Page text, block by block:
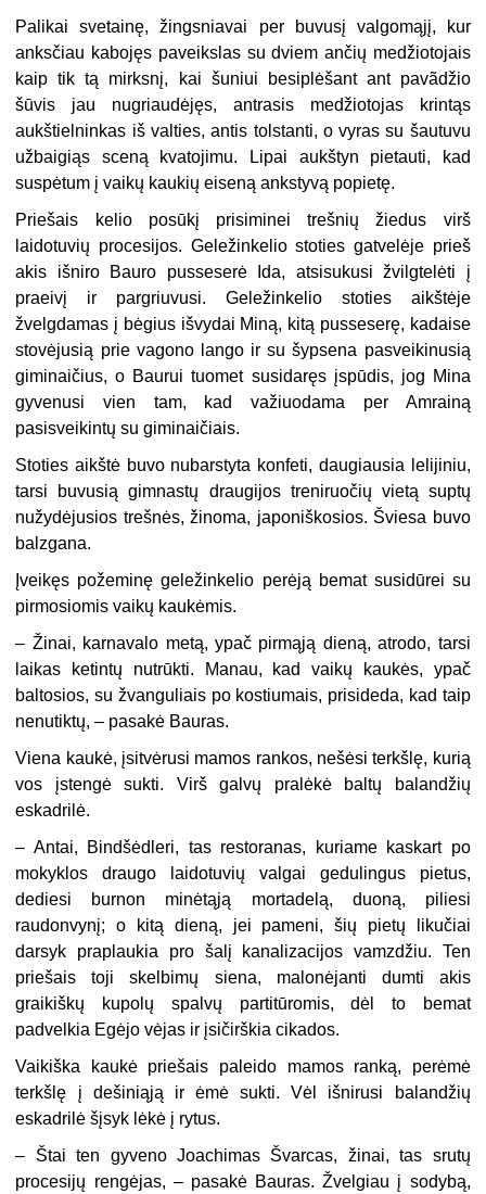
Palikai svetainę, žingsniavai per buvusį valgomąjį, kur
anksčiau kabojęs paveikslas su dviem ančių medžiotojais
kaip tik tą mirksnį, kai šuniui besiplėšant ant pavãdžio
šūvis jau nugriaudėjęs, antrasis medžiotojas krintąs
aukštielninkas iš valties, antis tolstanti, o vyras su šautuvu
užbaigiąs sceną kvatojimu. Lipai aukštyn pietauti, kad
suspėtum į vaikų kaukių eiseną ankstyvą popietę.
Priešais kelio posūkį prisiminei trešnių žiedus virš
laidotuvių procesijos. Geležinkelio stoties gatvelėje prieš
akis išniro Bauro pusseserė Ida, atsisukusi žvilgtelėti į
praeivį ir pargriuvusi. Geležinkelio stoties aikštėje
žvelgdamas į bėgius išvydai Miną, kitą pusseserę, kadaise
stovėjusią prie vagono lango ir su šypsena pasveikinusią
giminaičius, o Baurui tuomet susidaręs įspūdis, jog Mina
gyvenusi vien tam, kad važiuodama per Amrainą
pasisveikintų su giminaičiais.
Stoties aikštė buvo nubarstyta konfeti, daugiausia lelijiniu,
tarsi buvusią gimnastų draugijos treniruočių vietą suptų
nužydėjusios trešnės, žinoma, japoniškosios. Šviesa buvo
balzgana.
Įveikęs požeminę geležinkelio perėją bemat susidūrei su
pirmosiomis vaikų kaukėmis.
– Žinai, karnavalo metą, ypač pirmąją dieną, atrodo, tarsi
laikas ketintų nutrūkti. Manau, kad vaikų kaukės, ypač
baltosios, su žvanguliais po kostiumais, prisideda, kad taip
nenutiktų, – pasakė Bauras.
Viena kaukė, įsitvėrusi mamos rankos, nešėsi terkšlę, kurią
vos įstengė sukti. Virš galvų pralėkė baltų balandžių
eskadrilė.
– Antai, Bindšėdleri, tas restoranas, kuriame kaskart po
mokyklos draugo laidotuvių valgai gedulingus pietus,
dediesi burnon minėtąją mortadelą, duoną, piliesi
raudonvynį; o kitą dieną, jei pameni, šių pietų likučiai
darsyk praplaukia pro šalį kanalizacijos vamzdžiu. Ten
priešais toji skelbimų siena, malonėjanti dumti akis
graikiškų kupolų spalvų partitūromis, dėl to bemat
padvelkia Egėjo vėjas ir įsičirškia cikados.
Vaikiška kaukė priešais paleido mamos ranką, perėmė
terkšlę į dešiniąją ir ėmė sukti. Vėl išnirusi balandžių
eskadrilė šįsyk lėkė į rytus.
– Štai ten gyveno Joachimas Švarcas, žinai, tas srutų
procesijų rengėjas, – pasakė Bauras. Žvelgiau į sodybą,